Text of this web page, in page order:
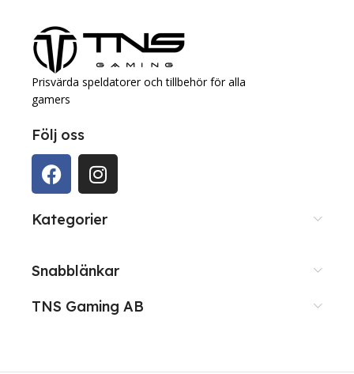
Prisvärda speldatorer och tillbehör för alla
gamers
Följ oss
Kategorier
Snabblänkar
TNS Gaming AB